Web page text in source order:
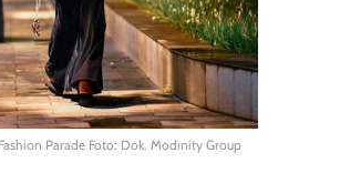
Parade Foto: Dok. Modinity Group